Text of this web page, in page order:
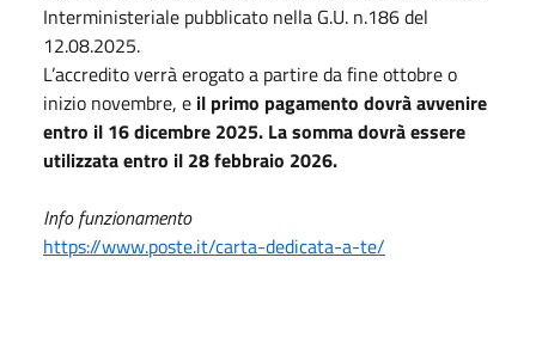
Interministeriale pubblicato nella G.U. n.186 del
12.08.2025.
L’accredito verrà erogato a partire da fine ottobre o
inizio novembre, e il primo pagamento dovrà avvenire
entro il 16 dicembre 2025. La somma dovrà essere
utilizzata entro il 28 febbraio 2026.
Info funzionamento
https://www.poste.it/carta-dedicata-a-te/